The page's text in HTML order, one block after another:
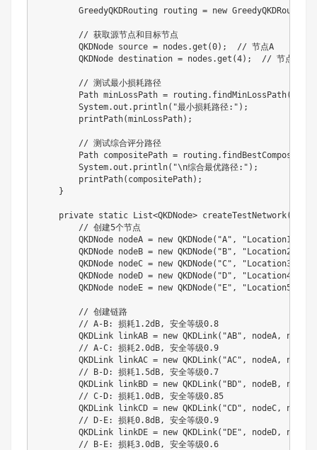
GreedyQKDRouting routing = new GreedyQKDRouting
// 获取源节点和目标节点
QKDNode source = nodes .get (0) ;
// 节点A
QKDNode destination = nodes .get (4) ; // 节点E
// 测试最小损耗路径
Path minLossPath = routing . findMinLossPath(
System.out . println( "最小损耗路径:" ) ;
printPath(minLossPath) ;
// 测试综合评分路径
Path compositePath = routing .
System.out . println( "\n综合最优路径:" ) ;
printPath( compositePath) ;
}
private static List<QKDNode> createTestNetwork(
// 创建5个节点
QKDNode nodeA = new QKDNode( "A" , "Location1"
QKDNode nodeB = new QKDNode( "B" , "Location2"
QKDNode nodeC = new QKDNode( "C" , "Location3"
QKDNode nodeD = new QKDNode( "D" , "Location4"
QKDNode nodeE = new QKDNode( "E" , "Location5"
// 创建链路
// A-B: 损耗1.2dB, 安全等级0.8
QKDLink linkAB = new QKDLink( "AB" , nodeA, nodeB
// A-C: 损耗2.0dB, 安全等级0.9
QKDLink linkAC = new QKDLink( "AC" , nodeA, nodeC
// B-D: 损耗1.5dB, 安全等级0.7
QKDLink linkBD = new QKDLink( "BD" , nodeB, nodeD
// C-D: 损耗1.0dB, 安全等级0.85
QKDLink linkCD = new QKDLink( "CD" , nodeC, nodeD
// D-E: 损耗0.8dB, 安全等级0.9
QKDLink linkDE = new QKDLink( "DE" , nodeD, nodeE
// B-E: 损耗3.0dB, 安全等级0.6